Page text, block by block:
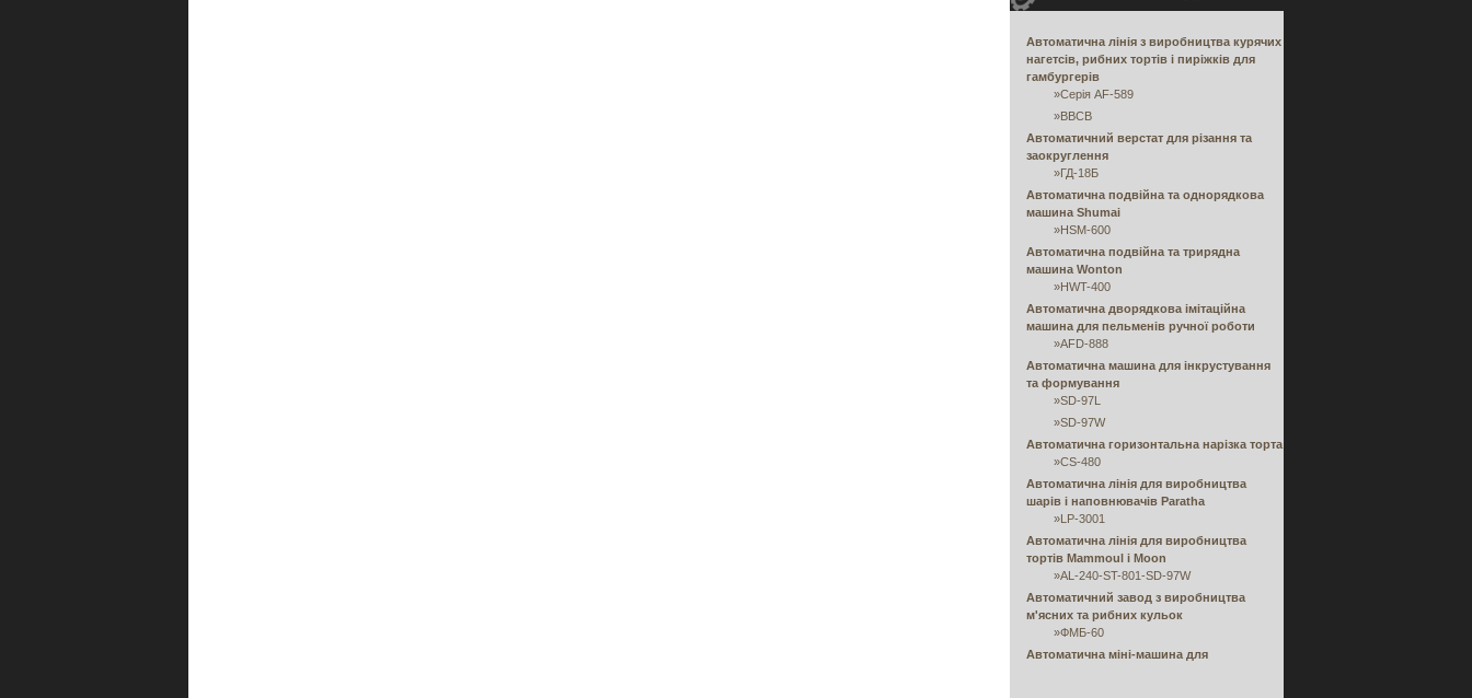
Автоматична лінія з виробництва курячих
нагетсів, рибних тортів і пиріжків для
гамбургерів
»Серія AF-589
»BBCB
Автоматичний верстат для різання та
заокруглення
»ГД-18Б
Автоматична подвійна та однорядкова
машина Shumai
»HSM-600
Автоматична подвійна та трирядна
машина Wonton
»HWT-400
Автоматична дворядкова імітаційна
машина для пельменів ручної роботи
»AFD-888
Автоматична машина для інкрустування
та формування
»SD-97L
»SD-97W
Автоматична горизонтальна нарізка торта
»CS-480
Автоматична лінія для виробництва
шарів і наповнювачів Paratha
»LP-3001
Автоматична лінія для виробництва
тортів Mammoul і Moon
»AL-240-ST-801-SD-97W
Автоматичний завод з виробництва
м'ясних та рибних кульок
»ФМБ-60
Автоматична міні-машина для